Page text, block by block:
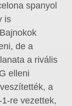
spanyol
is
de a
a rivális
elleni
a
re vezettek,